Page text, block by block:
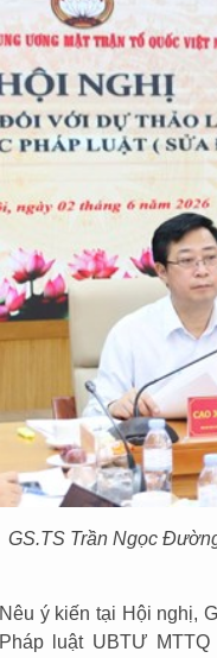
GS.TS Trần Ngọc
Nêu ý kiến tại Hội nghị,
Pháp luật UBTƯ